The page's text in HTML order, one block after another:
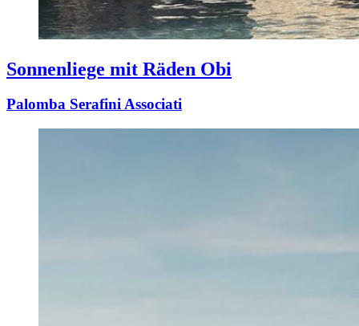
Sonnenliege mit Räden Obi
Palomba Serafini Associati